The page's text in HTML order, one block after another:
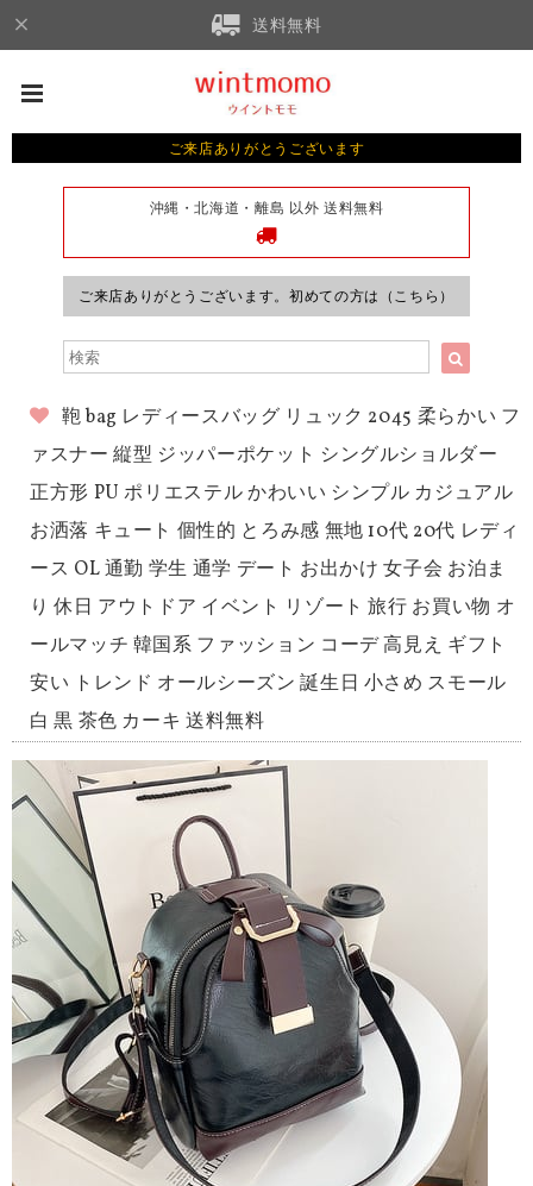
送料無料
ご来店ありがとうございます
沖縄・北海道・離島 以外 送料無料
ご来店ありがとうございます。初めての方は（こちら）
鞄 bag レディースバッグ リュック 2045 柔らかい フ
ァスナー 縦型 ジッパーポケット シングルショルダー
正方形 PU ポリエステル かわいい シンプル カジュアル
お洒落 キュート 個性的 とろみ感 無地 10代 20代 レディ
ース OL 通勤 学生 通学 デート お出かけ 女子会 お泊ま
り 休日 アウトドア イベント リゾート 旅行 お買い物 オ
ールマッチ 韓国系 ファッション コーデ 高見え ギフト
安い トレンド オールシーズン 誕生日 小さめ スモール
白 黒 茶色 カーキ 送料無料